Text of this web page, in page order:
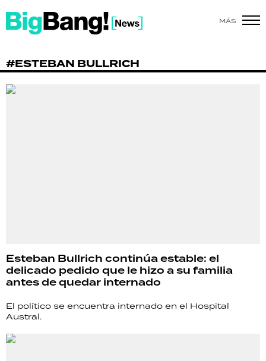
MÁS
#ESTEBAN BULLRICH
Esteban Bullrich continúa estable: el
delicado pedido que le hizo a su familia
antes de quedar internado
El político se encuentra internado en el Hospital
Austral.
SHOW
POLÍTICA
DEPORTES
TECNOLOGÍA
RECETAS